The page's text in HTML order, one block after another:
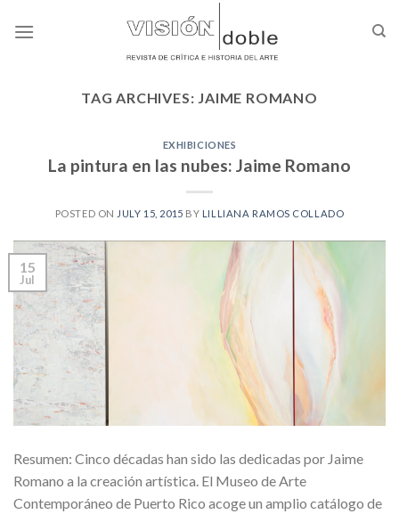
TAG ARCHIVES: JAIME ROMANO
EXHIBICIONES
La pintura en las nubes: Jaime Romano
POSTED ON JULY 15, 2015 BY LILLIANA RAMOS COLLADO
15
Jul
Resumen: Cinco décadas han sido las dedicadas por Jaime
Romano a la creación artística. El Museo de Arte
Contemporáneo de Puerto Rico acoge un amplio catálogo de